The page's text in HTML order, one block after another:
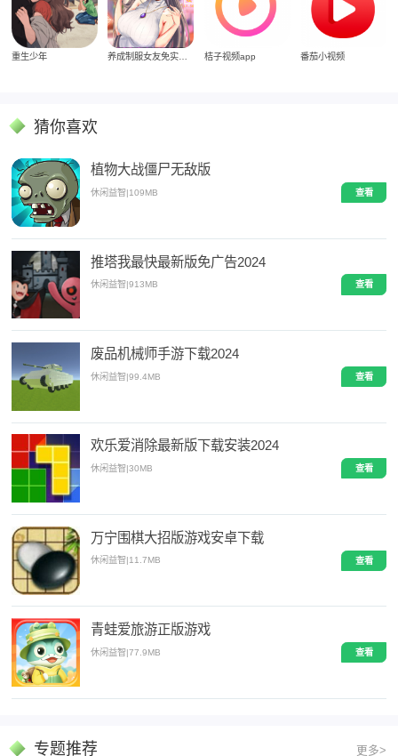
重生少年 桔子视频app 番茄小视频
猜你喜欢
植物大战僵尸无敌版
休闲益智|109MB 查看
推塔我最快最新版免广告2024
休闲益智|913MB 查看
废品机械师手游下载2024
休闲益智|99.4MB 查看
欢乐爱消除最新版下载安装2024
休闲益智|30MB 查看
万宁围棋大招版游戏安卓下载
休闲益智 11.7MB 查看
青蛙爱旅游正版游戏
休闲益智|77.9MB 查看
专题推荐 更多>